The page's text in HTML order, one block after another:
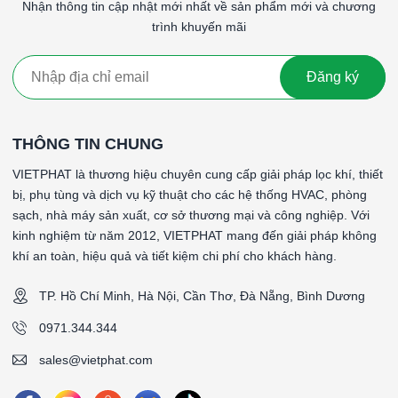
Lợi Ích của Lọc túi F8 khung nhôm
594x594x500mm/6P
Bảo vệ thiết bị: Giúp bảo vệ các thiết bị và hệ thống khỏi
bị hư hỏng do bụi bẩn nhỏ, kéo dài tuổi thọ của thiết bị.
tuổi thọ của các bộ lọc tinh hơn, giảm chi phí bảo trì và
Cải thiện chất lượng không khí : Loại bỏ hiệu quả các
hạt bụi nhỏ và tạp chất, giúp cải thiện chất lượng không khí
trong môi trường làm việc hoặc sinh hoạt.
Dễ dàng bảo trì: Thiết kế khung nhôm bền chắc, nhẹ và
dễ dàng tháo lắp, vệ sinh, giúp tiết kiệm thời gian và công
Chi phí hợp lý: Lọc túi F8 cung cấp một giải pháp hiệu
quả về chi phí cho các hệ thống lọc không khí với hiệu suất
Nhận thông tin cập nhật mới nhất về sản phẩm mới và chương
trình khuyến mãi
Đăng ký
THÔNG TIN CHUNG
VIETPHAT là thương hiệu chuyên cung cấp giải pháp lọc khí, thiết
bị, phụ tùng và dịch vụ kỹ thuật cho các hệ thống HVAC, phòng
sạch, nhà máy sản xuất, cơ sở thương mại và công nghiệp. Với
kinh nghiệm từ năm 2012, VIETPHAT mang đến giải pháp không
khí an toàn, hiệu quả và tiết kiệm chi phí cho khách hàng.
TP. Hồ Chí Minh, Hà Nội, Cần Thơ, Đà Nẵng, Bình Dương
0971.344.344
sales@vietphat.com